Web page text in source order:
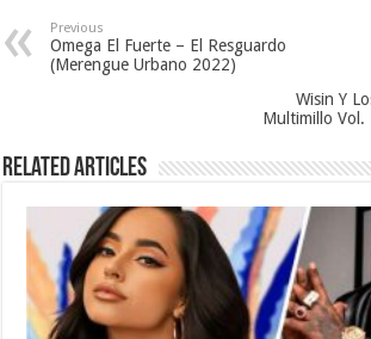
Previous
Omega El Fuerte – El Resguardo
(Merengue Urbano 2022)
Wisin Y
Multimillo Vol.
Related Articles